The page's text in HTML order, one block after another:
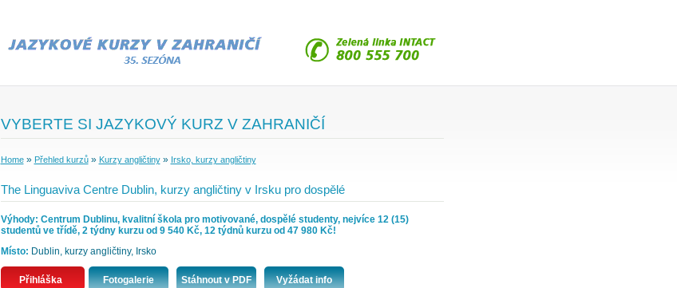
VYBERTE SI JAZYKOVÝ KURZ V ZAHRANIČÍ
Home» Přehled kurzů» Kurzy angličtiny» Irsko, kurzy angličtiny
The Linguaviva Centre Dublin, kurzy angličtiny v Irsku pro dospělé
Výhody: Centrum Dublinu, kvalitní škola pro motivované, dospělé studenty, nejvíce 12 (15)
studentů ve třídě, 2 týdny kurzu od 9 540 Kč, 12 týdnů kurzu od 47 980 Kč!
Místo: Dublin, kurzy angličtiny, Irsko
Přihláška Fotogalerie Stáhnout v PDF Vyžádat info